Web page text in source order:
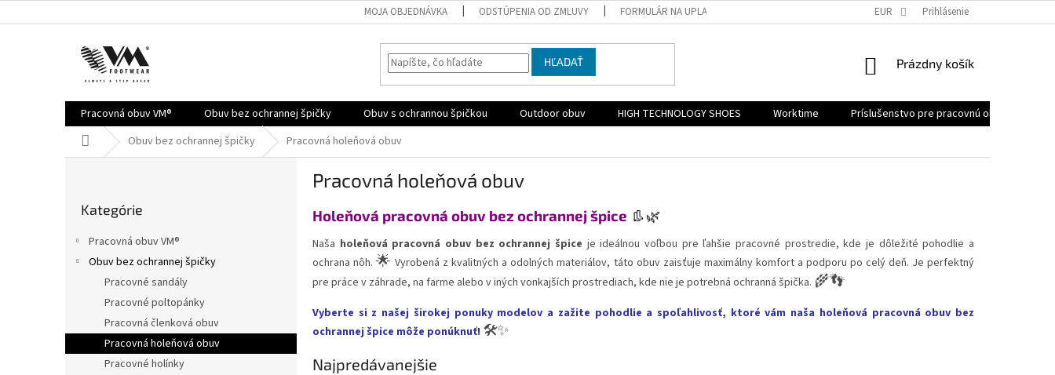
na
MOJA OBJEDNÁVKA ODSTÚPENIA OD ZMLUVY FORMULÁR NA UPLATNENIE REKLAMÁCIE EUR Prihlásenie
HĽADAŤ
NÁKUPNÝ
Prázdny košík
Pracovná obuv VM® Obuv bez ochrannej špičky Obuv s ochrannou špičkou Outdoor obuv HIGH TECHNOLOGY SHOES Worktime Príslušenstvo pre pracovnú obuv
Domov Obuv bez ochrannej špičky Pracovná holeňová obuv
kategórie
Kategórie
Pracovná obuv VM®
Obuv bez ochrannej špičky
Pracovné sandály
Pracovné poltopánky
Pracovná členková obuv
Pracovná holeňová obuv
Pracovné holínky
Pracovná holeňová obuv
Holeňová pracovná obuv bez ochrannej špice 👢🌿
Naša holeňová pracovná obuv bez ochrannej špice je ideálnou voľbou pre ľahšie pracovné prostredie, kde je dôležité pohodlie a
ochrana nôh.🌟 Vyrobená z kvalitných a odolných materiálov, táto obuv zaisťuje maximálny komfort a podporu po celý deň. Je perfektný
pre práce v záhrade, na farme alebo v iných vonkajších prostrediach, kde nie je potrebná ochranná špička. 🌾👣
Vyberte si z našej širokej ponuky modelov a zažite pohodlie a spoľahlivosť, ktoré vám naša holeňová pracovná obuv bez
ochrannej špice môže ponúknuť! 🛠️✨
Najpredávanejšie